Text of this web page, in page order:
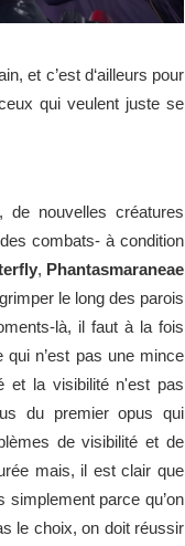
et c’est d‘ailleurs pour
qui veulent juste se
de nouvelles créatures
combats- à condition
, Phantasmaraneae
le long des parois
là, il faut à la fois
qui n’est pas une mince
et la visibilité n'est pas
du premier opus qui
de visibilité et de
mais, il est clair que
parce qu’on
le choix, on doit réussir